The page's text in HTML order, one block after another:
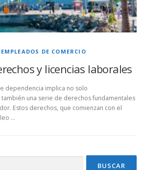
EMPLEADOS DE COMERCIO
y licencias laborales
dependencia implica no solo
una serie de derechos fundamentales
Estos derechos, que comienzan con el
…